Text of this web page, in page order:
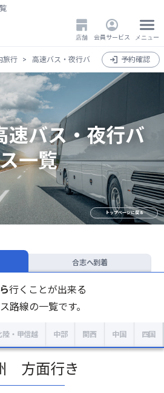
店舗 会員サービス メニュー
旅行 高速バス・夜行バス 全国 熊本
予約確認
トップページに戻る
速バス・夜行バ
ス一覧
合志へ到着
行くことが出来る
路線の一覧です。
陸・甲信越 中部 関西 中国 四国
方面行き